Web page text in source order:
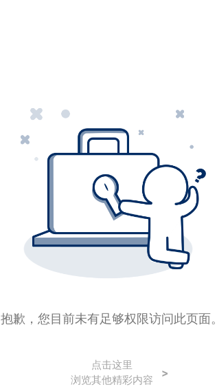
抱歉，您目前未有足够权限访问此页面。
点击这里
浏览其他精彩内容
>